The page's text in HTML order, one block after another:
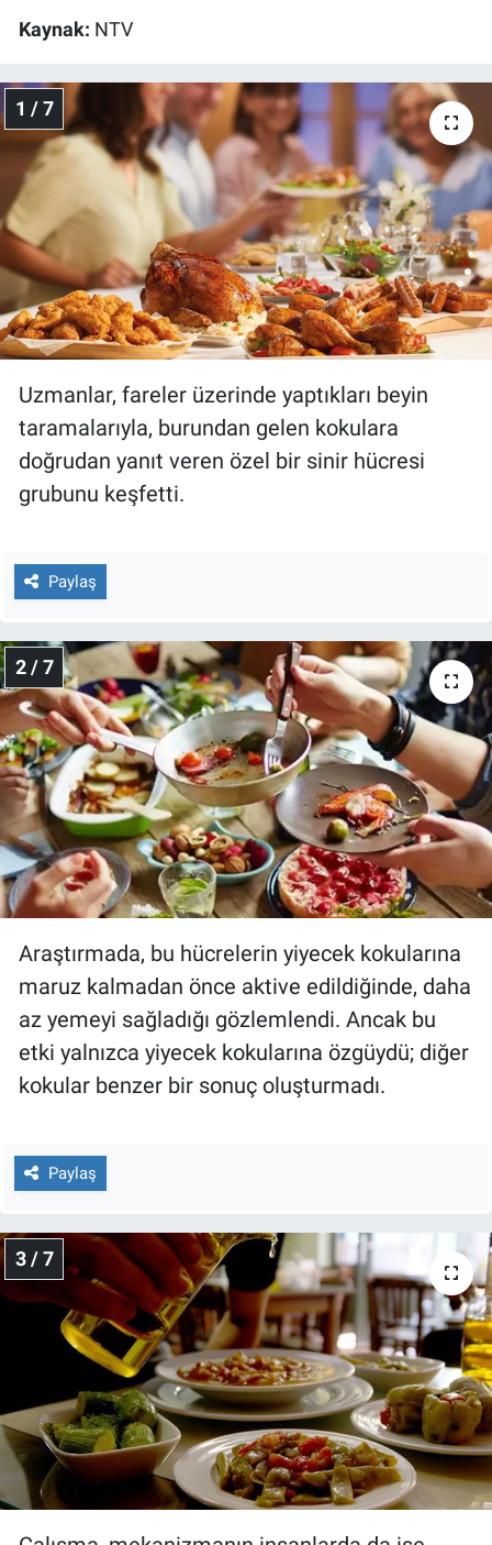
Kaynak: NTV
1 / 7
Uzmanlar, fareler üzerinde yaptıkları beyin
taramalarıyla, burundan gelen kokulara
doğrudan yanıt veren özel bir sinir hücresi
grubunu keşfetti.
Paylaş
2 / 7
Araştırmada, bu hücrelerin yiyecek kokularına
maruz kalmadan önce aktive edildiğinde, daha
az yemeyi sağladığı gözlemlendi. Ancak bu
etki yalnızca yiyecek kokularına özgüydü; diğer
kokular benzer bir sonuç oluşturmadı.
Paylaş
3 / 7
Gündem Özel
Günün görüntüsü
Haber
İlan
Kimdir
Koronavirüs
Kültür Sanat
Ne demişti
Nedir
Programlar
Sağlık
Spor
Teknoloji
Türkiye'nin Geleceği
Türkiye'nin Gündemi
Yerel Gündem
Yerel Yaşam